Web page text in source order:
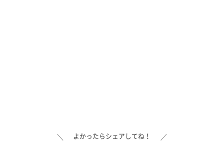
＼ よかったらシェアしてね！
／